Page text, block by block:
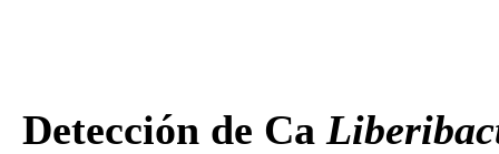
Detección de Ca